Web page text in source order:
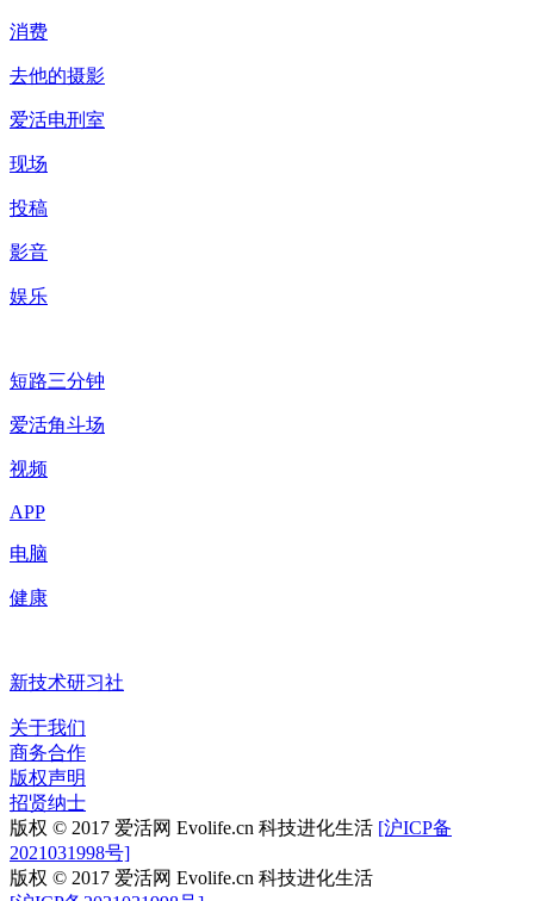
消费
去他的摄影
爱活电刑室
现场
投稿
影音
娱乐
短路三分钟
爱活角斗场
视频
APP
电脑
健康
新技术研习社
关于我们
商务合作
版权声明
招贤纳士
版权 © 2017 爱活网 Evolife.cn 科技进化生活 [沪ICP备
2021031998号]
版权 © 2017 爱活网 Evolife.cn 科技进化生活